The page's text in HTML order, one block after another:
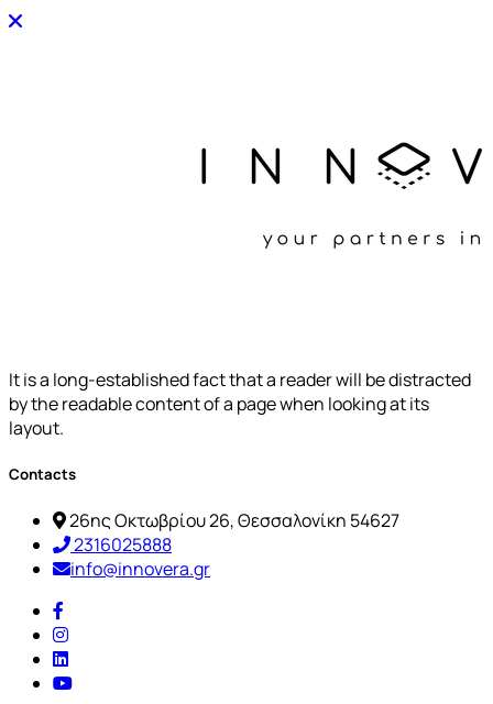
It is a long-established fact that a reader will be distracted
by the readable content of a page when looking at its
layout.
Contacts
26ης Οκτωβρίου 26, Θεσσαλονίκη 54627
2316025888
info@innovera.gr